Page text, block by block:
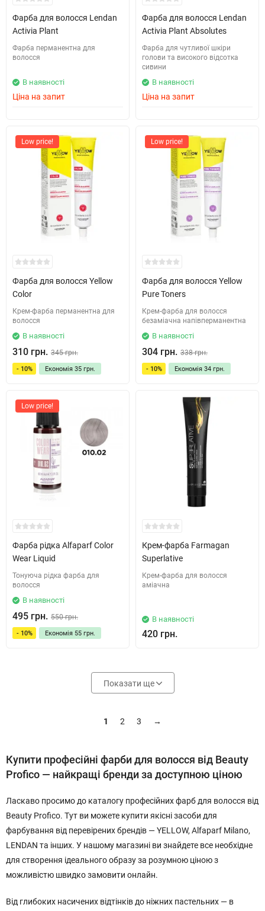
Фарба для волосся Lendan
Activia Plant
Фарба перманентна для
волосся
В наявності
Ціна на запит
Фарба для волосся Lendan
Activia Plant Absolutes
Фарба для чутливої шкіри
голови та високого відсотка
сивини
В наявності
Ціна на запит
Low price!
Фарба для волосся Yellow
Color
Крем-фарба перманентна для
волосся
В наявності
310 грн. 345 грн.
- 10% Економія 35 грн.
Low price!
Фарба для волосся Yellow
Pure Toners
Крем-фарба для волосся
безаміачна напівперманентна
В наявності
304 грн. 338 грн.
- 10% Економія 34 грн.
Low price!
Фарба рідка Alfaparf Color
Wear Liquid
Тонуюча рідка фарба для
волосся
В наявності
495 грн. 550 грн.
- 10% Економія 55 грн.
Крем-фарба Farmagan
Superlative
Крем-фарба для волосся
аміачна
В наявності
420 грн.
Показати ще
1 2 3 →
Купити професійні фарби для волосся від Beauty
Profico — найкращі бренди за доступною ціною
Ласкаво просимо до каталогу професійних фарб для волосся від
Beauty Profico. Тут ви можете купити якісні засоби для
фарбування від перевірених брендів — YELLOW, Alfaparf Milano,
LENDAN та інших. У нашому магазині ви знайдете все необхідне
для створення ідеального образу за розумною ціною з
можливістю швидко замовити онлайн.
Від глибоких насичених відтінків до ніжних пастельних — в